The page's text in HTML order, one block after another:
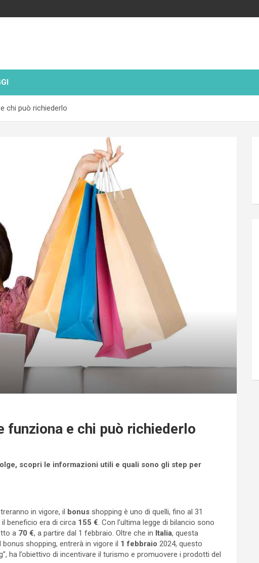
chi può richiederlo
funziona e chi può richiederlo
scopri le informazioni utili e quali sono gli step per
in vigore, il bonus shopping è uno di quelli, fino al 31
beneficio era di circa 155 € . Con l’ultima legge di bilancio sono
a 70 €, a partire dal 1 febbraio. Oltre che in Italia, questa
shopping, entrerà in vigore il 1 febbraio 2024, questo
ha l’obiettivo di incentivare il turismo e promuovere i prodotti del